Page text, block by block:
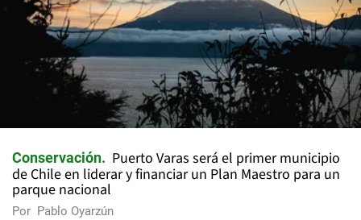
Conservación
Puerto Varas será el primer municipio
de Chile en liderar y financiar un Plan Maestro para un
parque nacional
Por Pablo Oyarzún